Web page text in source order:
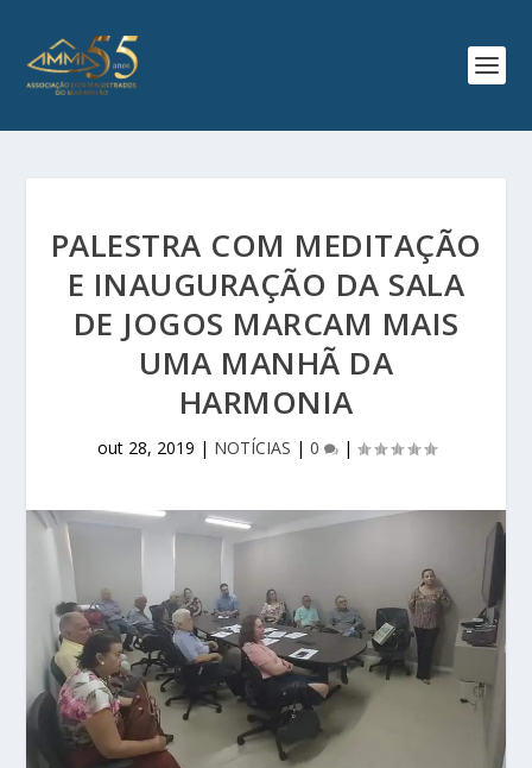
PALESTRA COM MEDITAÇÃO
E INAUGURAÇÃO DA SALA
DE JOGOS MARCAM MAIS
UMA MANHÃ DA
HARMONIA
out 28, 2019 | NOTÍCIAS | 0 |